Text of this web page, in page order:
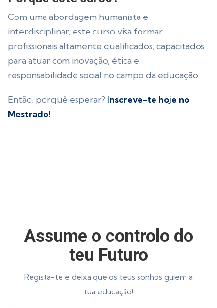
Com uma abordagem humanista e
interdisciplinar, este curso visa formar
profissionais altamente qualificados, capacitados
para atuar com inovação, ética e
responsabilidade social no campo da educação.
Então, porquê esperar? Inscreve-te hoje no
Mestrado!
Assume o controlo do
teu Futuro
Regista-te e deixa que os teus sonhos guiem a
tua educação!